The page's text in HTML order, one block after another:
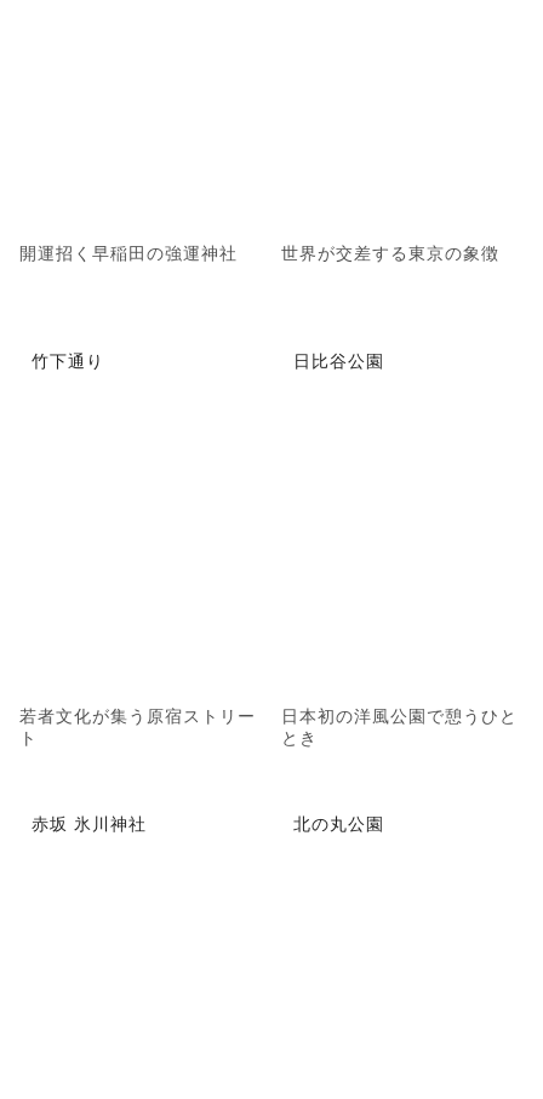
開運招く早稲田の強運神社 世界が交差する東京の象徴
竹下通り
若者文化が集う原宿ストリー
ト
日比谷公園
日本初の洋風公園で憩うひと
とき
赤坂 氷川神社 北の丸公園